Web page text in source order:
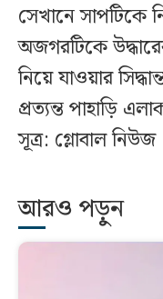
সেখানে সাপটিকে
অজগরটিকে
নিয়ে যাওয়ার
প্রত্যন্ত পাহাড়ি
সূত্র: গ্লোবাল নিউজ
আরও পড়ুন